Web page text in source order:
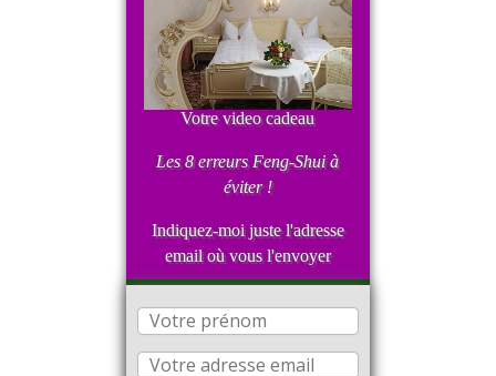
Votre video cadeau
Les 8 erreurs Feng-Shuià
éviter !
Indiquez-moi juste l'adresse
email où vous l'envoyer